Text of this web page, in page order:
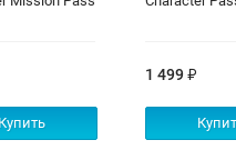
Купить
1 499